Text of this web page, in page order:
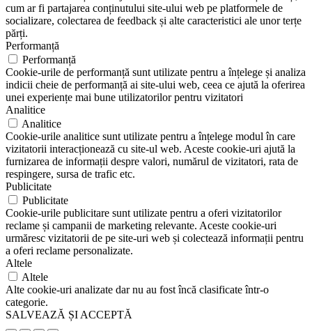
cum ar fi partajarea conținutului site-ului web pe platformele de
socializare, colectarea de feedback și alte caracteristici ale unor terțe
părți.
Performanță
Performanță
Cookie-urile de performanță sunt utilizate pentru a înțelege și analiza
indicii cheie de performanță ai site-ului web, ceea ce ajută la oferirea
unei experiențe mai bune utilizatorilor pentru vizitatori
Analitice
Analitice
Cookie-urile analitice sunt utilizate pentru a înțelege modul în care
vizitatorii interacționează cu site-ul web. Aceste cookie-uri ajută la
furnizarea de informații despre valori, numărul de vizitatori, rata de
respingere, sursa de trafic etc.
Publicitate
Publicitate
Cookie-urile publicitare sunt utilizate pentru a oferi vizitatorilor
reclame și campanii de marketing relevante. Aceste cookie-uri
urmăresc vizitatorii de pe site-uri web și colectează informații pentru
a oferi reclame personalizate.
Altele
Altele
Alte cookie-uri analizate dar nu au fost încă clasificate într-o
categorie.
SALVEAZĂ ȘI ACCEPTĂ